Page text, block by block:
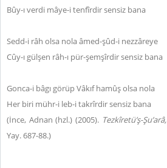
Bûy-ı verdi mâye-i tenfîrdir sensiz bana
Sedd-i râh olsa nola âmed-şûd-i nezzâreye
Cûy-ı gülşen râh-ı pür-şemşîrdir sensiz bana
Gonca-i bâgı görüp Vâkıf hamûş olsa nola
Her biri mühr-i leb-i takrîrdir sensiz bana
(İnce, Adnan (hzl.) (2005). Tezkîretü’ş-Şu’arâ,
Yay. 687-88.)